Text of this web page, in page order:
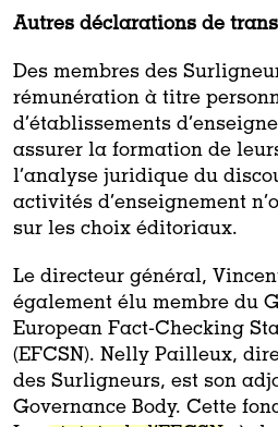
Autres déclarations de
Des membres des
rémunération à titre
d’établissements
assurer la formation de
l’analyse juridique du
activités d’enseignement
sur les choix éditoriaux.
Le directeur général,
également élu membre du
European Fact-Checking
(EFCSN). Nelly Pailleux,
des Surligneurs, est son
Governance Body. Cette